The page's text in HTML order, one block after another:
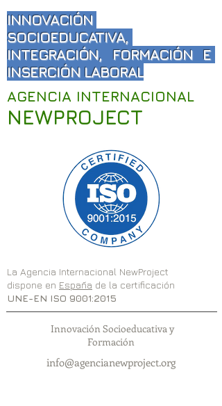
futuro sostenible
INNOVACIÓN
SOCIOEDUCATIVA,
INTEGRACIÓN, FORMACIÓN E
INSERCIÓN LABORAL
AGENCIA INTERNACIONAL
NEWPROJECT
La Agencia Internacional NewProject
dispone en España de la certificación
UNE-EN ISO 9001:2015
Innovación Socioeducativa y
Formación
info@agencianewproject.org